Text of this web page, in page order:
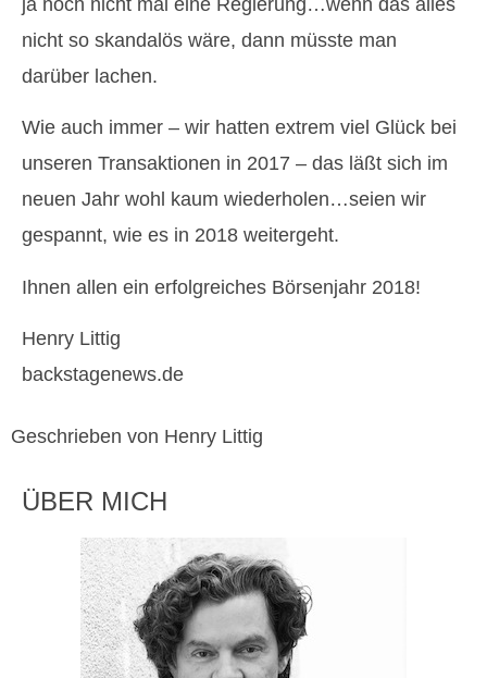
nicht so skandalös wäre, dann müsste man
darüber lachen.
Wie auch immer – wir hatten extrem viel Glück bei
unseren Transaktionen in 2017 – das läßt sich im
neuen Jahr wohl kaum wiederholen…seien wir
gespannt, wie es in 2018 weitergeht.
Ihnen allen ein erfolgreiches Börsenjahr 2018!
Henry Littig
backstagenews.de
Geschrieben von Henry Littig
ÜBER MICH